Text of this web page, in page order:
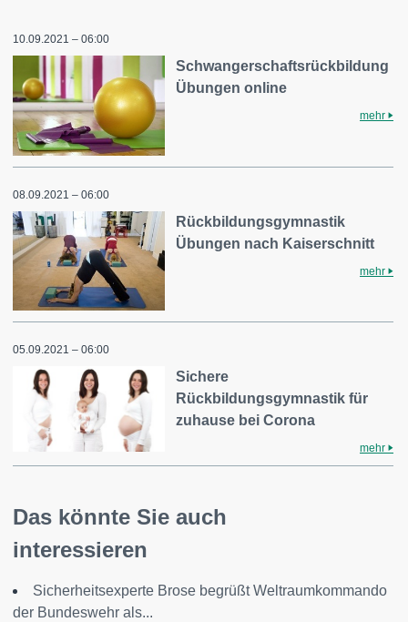
10.09.2021 – 06:00
Schwangerschaftsrückbildung
Übungen online
mehr
08.09.2021 – 06:00
Rückbildungsgymnastik
Übungen nach Kaiserschnitt
mehr
05.09.2021 – 06:00
Sichere
Rückbildungsgymnastik für
zuhause bei Corona
mehr
Das könnte Sie auch
interessieren
Sicherheitsexperte Brose begrüßt Weltraumkommando
der Bundeswehr als...